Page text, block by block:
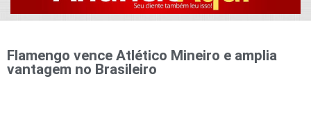
Flamengo vence Atlético Mineiro e amplia
vantagem no Brasileiro